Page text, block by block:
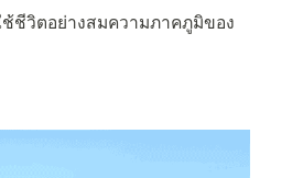
ชีวิตอย่างสมความภาคภูมิของ